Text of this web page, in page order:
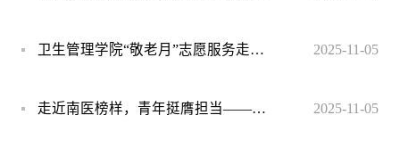
卫生管理学院“敬老月”志愿服务走进校园社区 2025-11-05
走近南医榜样，青年挺膺担当——卫生管理学院师生访谈马克思主义学院曾楠院长 2025-11-05